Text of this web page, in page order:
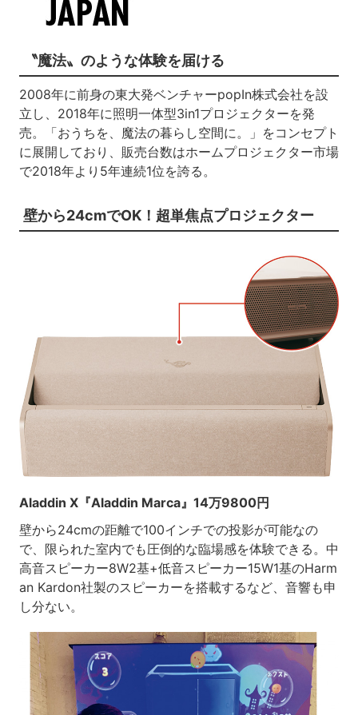
〝魔法〟のような体験を届ける
2008年に前身の東大発ベンチャーpopIn株式会社を設
立し、2018年に照明一体型3in1プロジェクターを発
売。「おうちを、魔法の暮らし空間に。」をコンセプト
に展開しており、販売台数はホームプロジェクター市場
で2018年より5年連続1位を誇る。
壁から24cmでOK！超単焦点プロジェクター
Aladdin X『Aladdin Marca』14万9800円
壁から24cmの距離で100インチでの投影が可能なの
で、限られた室内でも圧倒的な臨場感を体験できる。中
高音スピーカー8W2基+低音スピーカー15W1基のHarm
an Kardon社製のスピーカーを搭載するなど、音響も申
し分ない。